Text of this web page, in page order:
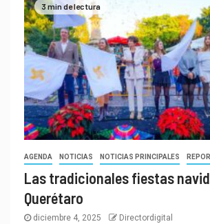
3 min de lectura
AGENDA NOTICIAS NOTICIAS PRINCIPALES
Las tradicionales fiestas
Querétaro
diciembre 4, 2025 Directordigital